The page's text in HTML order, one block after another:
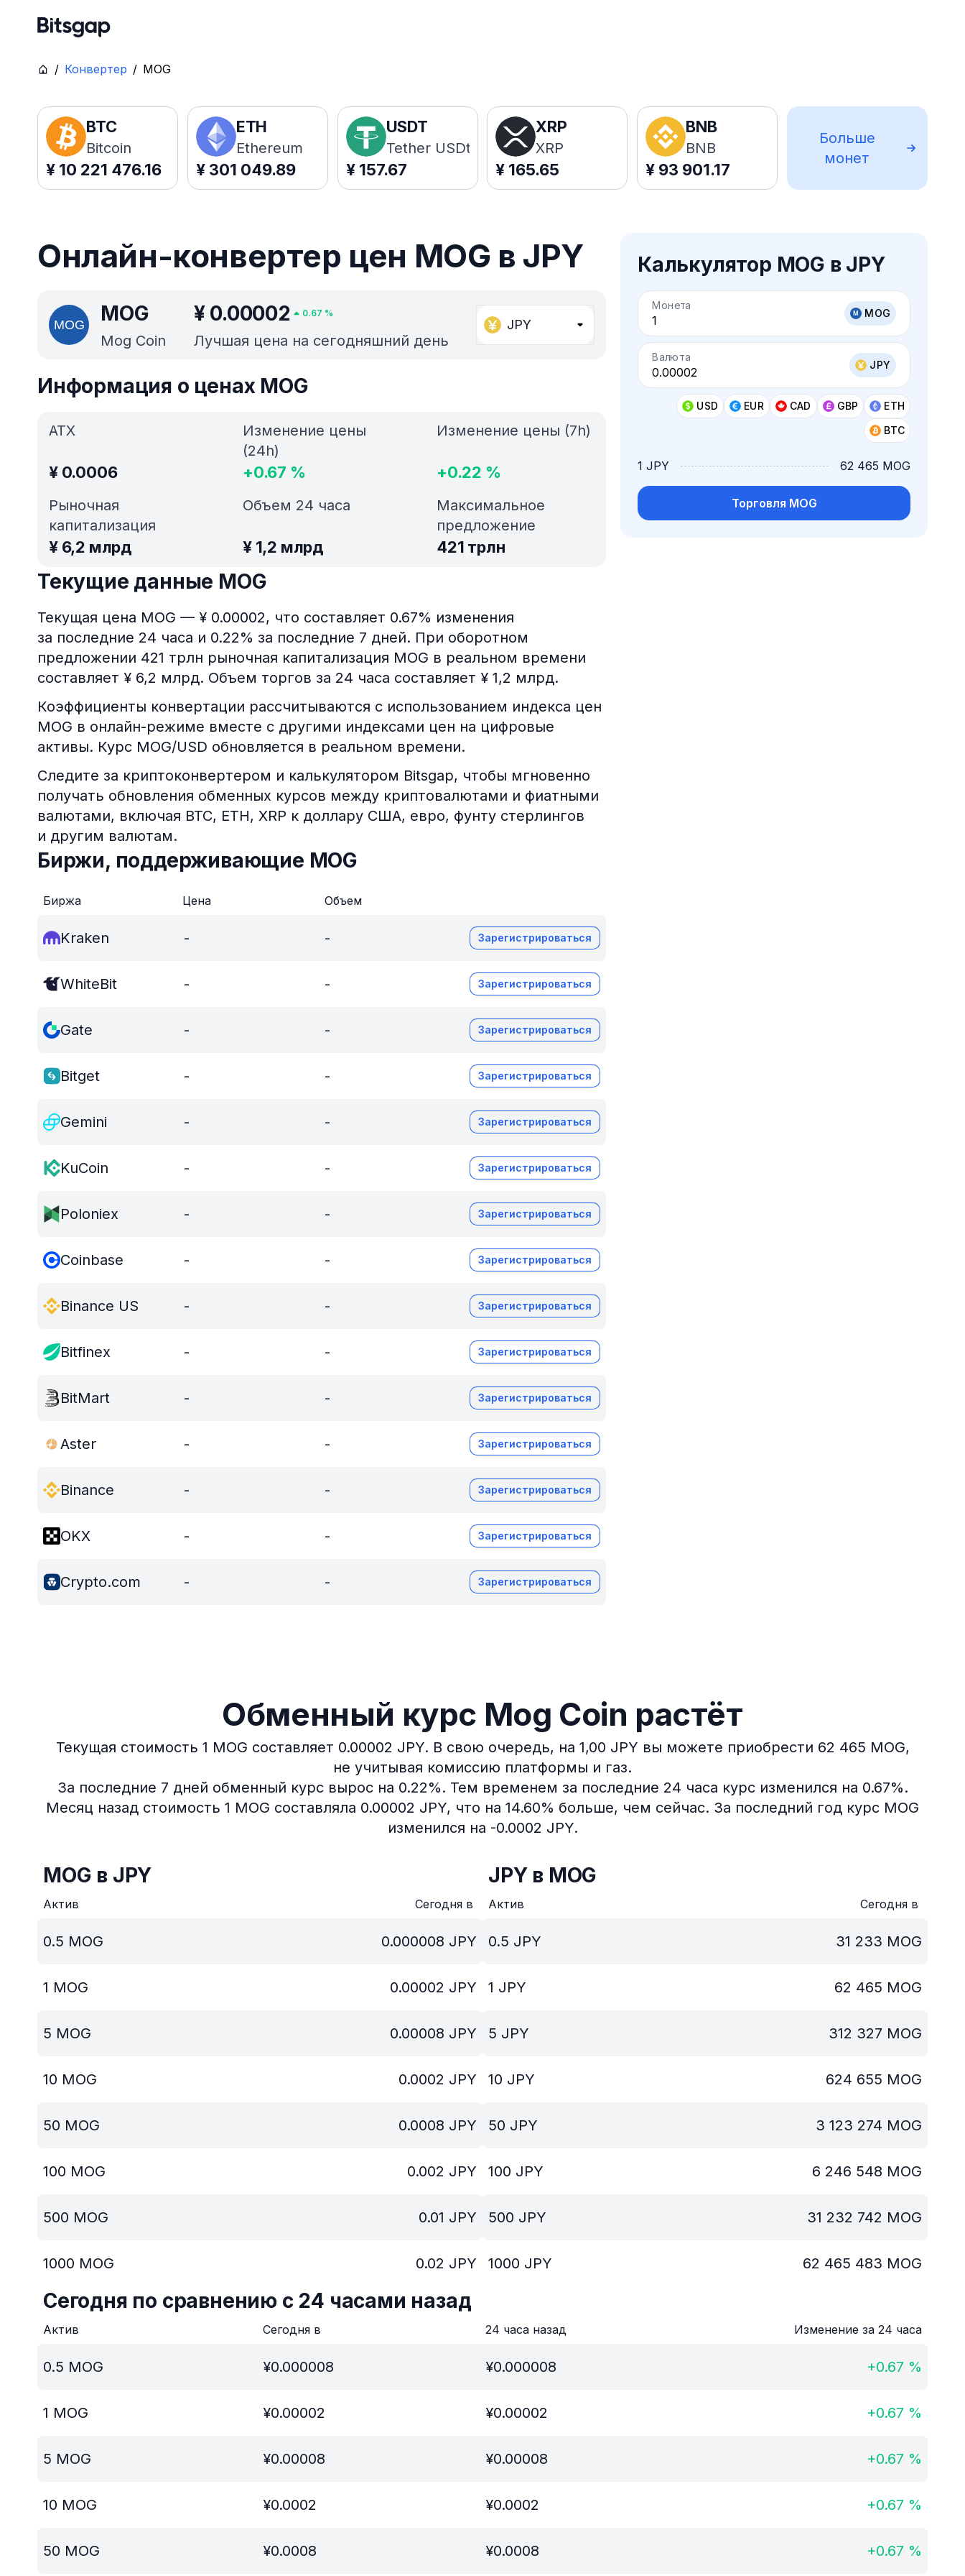
/ Конвертер / MOG
BTC
Bitcoin
¥ 10 221 476.16
ETH
Ethereum
¥ 301 049.89
USDT
Tether USDt
¥ 157.67
XRP
XRP
¥ 165.65
BNB
BNB
¥ 93 901.17
Больше
монет
Онлайн-конвертер цен MOG в JPY
MOG
Mog Coin
¥ 0.00002 0.67 %
Лучшая цена на сегодняшний день
JPY
Калькулятор MOG в JPY
Монета
MOG
Валюта
JPY
USD EUR CAD GBP
ETH
BTC
1 JPY 62 465 MOG
Торговля MOG
Информация о ценах MOG
АТХ
¥ 0.0006
Рыночная
капитализация
¥ 6,2 млрд
Изменение цены
(24h)
+0.67 %
Изменение цены (7h)
+0.22 %
Объем 24 часа
¥ 1,2 млрд
Максимальное
предложение
421 трлн
Текущие данные MOG
Текущая цена MOG — ¥ 0.00002, что составляет 0.67% изменения
за последние 24 часа и 0.22% за последние 7 дней. При оборотном
предложении 421 трлн рыночная капитализация MOG в реальном времени
составляет ¥ 6,2 млрд. Объем торгов за 24 часа составляет ¥ 1,2 млрд.
Коэффициенты конвертации рассчитываются с использованием индекса цен
MOG в онлайн-режиме вместе с другими индексами цен на цифровые
активы. Курс MOG/USD обновляется в реальном времени.
Следите за криптоконвертером и калькулятором Bitsgap, чтобы мгновенно
получать обновления обменных курсов между криптовалютами и фиатными
валютами, включая BTC, ETH, XRP к доллару США, евро, фунту стерлингов
и другим валютам.
Биржи, поддерживающие MOG
Биржа Цена Объем
Kraken - - Зарегистрироваться
WhiteBit - - Зарегистрироваться
Gate - - Зарегистрироваться
Bitget - - Зарегистрироваться
Gemini - - Зарегистрироваться
KuCoin - - Зарегистрироваться
Poloniex - - Зарегистрироваться
Coinbase - - Зарегистрироваться
Binance US - - Зарегистрироваться
Bitfinex - - Зарегистрироваться
BitMart - - Зарегистрироваться
Aster - - Зарегистрироваться
Binance - - Зарегистрироваться
OKX - - Зарегистрироваться
Crypto.com - - Зарегистрироваться
Обменный курс Mog Coin растёт
Текущая стоимость 1 MOG составляет 0.00002 JPY. В свою очередь, на 1,00 JPY вы можете приобрести 62 465 MOG,
не учитывая комиссию платформы и газ.
За последние 7 дней обменный курс вырос на 0.22%. Тем временем за последние 24 часа курс изменился на 0.67%.
Месяц назад стоимость 1 MOG составляла 0.00002 JPY, что на 14.60% больше, чем сейчас. За последний год курс MOG
изменился на -0.0002 JPY.
MOG в JPY
Актив Сегодня в
0.5 MOG 0.000008 JPY
1 MOG 0.00002 JPY
5 MOG 0.00008 JPY
10 MOG 0.0002 JPY
50 MOG 0.0008 JPY
100 MOG 0.002 JPY
500 MOG 0.01 JPY
1000 MOG 0.02 JPY
JPY в MOG
Актив Сегодня в
0.5 JPY 31 233 MOG
1 JPY 62 465 MOG
5 JPY 312 327 MOG
10 JPY 624 655 MOG
50 JPY 3 123 274 MOG
100 JPY 6 246 548 MOG
500 JPY 31 232 742 MOG
1000 JPY 62 465 483 MOG
Сегодня по сравнению с 24 часами назад
Актив Сегодня в 24 часа назад Изменение за 24 часа
0.5 MOG ¥0.000008 ¥0.000008 +0.67 %
1 MOG ¥0.00002 ¥0.00002 +0.67 %
5 MOG ¥0.00008 ¥0.00008 +0.67 %
10 MOG ¥0.0002 ¥0.0002 +0.67 %
50 MOG ¥0.0008 ¥0.0008 +0.67 %